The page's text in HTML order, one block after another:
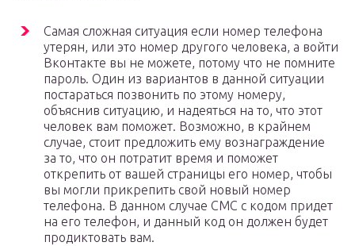
Самая сложная ситуация если номер телефона
утерян, или это номер другого человека, а войти
Вконтакте вы не можете, потому что не помните
пароль. Один из вариантов в данной ситуации
постараться позвонить по этому номеру,
объяснив ситуацию, и надеяться на то, что этот
человек вам поможет. Возможно, в крайнем
случае, стоит предложить ему вознаграждение
за то, что он потратит время и поможет
открепить от вашей страницы его номер, чтобы
вы могли прикрепить свой новый номер
телефона. В данном случае СМС с кодом придет
на его телефон, и данный код он должен будет
продиктовать вам.